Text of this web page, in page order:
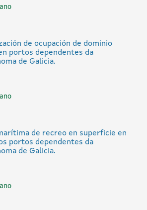
de ocupación de dominio
portos dependentes da
de Galicia.
de recreo en superficie en
portos dependentes da
de Galicia.